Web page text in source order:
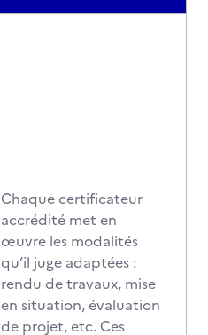
Chaque certificateur
accrédité met en
œuvre les modalités
qu’il juge adaptées :
rendu de travaux, mise
en situation, évaluation
de projet, etc. Ces